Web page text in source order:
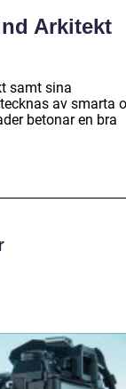
Arkitekt
samt sina
av smarta
betonar en bra